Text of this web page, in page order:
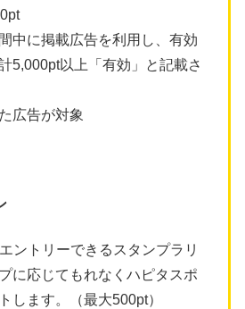
中に掲載広告を利用し、有効
5,000pt以上「有効」と記載さ
広告が対象
ントリーできるスタンプラリ
に応じてもれなくハピタスポ
します。（最大500pt）